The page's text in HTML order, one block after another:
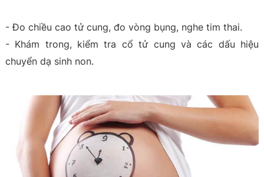
- Đo chiều cao tử cung, đo vòng bụng, nghe tim thai.
- Khám trong, kiểm tra cổ tử cung và các dấu hiệu
chuyển dạ sinh non.